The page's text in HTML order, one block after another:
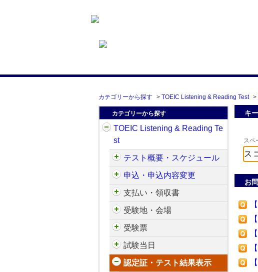
カテゴリーから探す > TOEIC Listening & Reading Test >
カテゴリーから探す
TOEIC Listening & Reading Te
st
テスト概要・スケジュール
申込・申込内容変更
支払い・領収書
受験地・会場
受験票
試験当日
認定証・テスト結果表示
キ
スペ
お